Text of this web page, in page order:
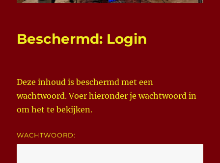
Beschermd: Login
Deze inhoud is beschermd met een
wachtwoord. Voer hieronder je wachtwoord in
om het te bekijken.
WACHTWOORD: